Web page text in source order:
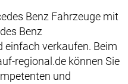
Benz Fahrzeuge mit
Benz
einfach verkaufen. Beim
regional.de können Sie
und